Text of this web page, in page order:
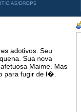
DROPS
adotivos. Seu
Sua nova
Maime. Mas
para fugir de l�.